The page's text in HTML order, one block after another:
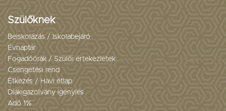
Szülőknek
Beiskolázás / Iskolabejáró
Évnaptár
Fogadóórák / Szülői értekezletek
Csengetési rend
Étkezés / Havi étlap
Diákigazolvány igénylés
Adó 1%